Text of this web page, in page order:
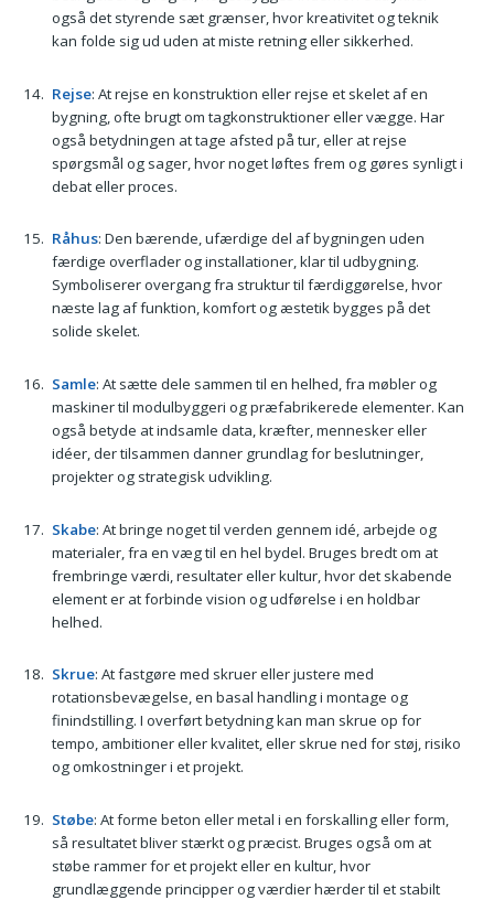
også det styrende sæt grænser, hvor kreativitet og teknik
kan folde sig ud uden at miste retning eller sikkerhed.
Rejse: At rejse en konstruktion eller rejse et skelet af en
bygning, ofte brugt om tagkonstruktioner eller vægge. Har
også betydningen at tage afsted på tur, eller at rejse
spørgsmål og sager, hvor noget løftes frem og gøres synligt i
debat eller proces.
Råhus: Den bærende, ufærdige del af bygningen uden
færdige overflader og installationer, klar til udbygning.
Symboliserer overgang fra struktur til færdiggørelse, hvor
næste lag af funktion, komfort og æstetik bygges på det
solide skelet.
Samle: At sætte dele sammen til en helhed, fra møbler og
maskiner til modulbyggeri og præfabrikerede elementer. Kan
også betyde at indsamle data, kræfter, mennesker eller
idéer, der tilsammen danner grundlag for beslutninger,
projekter og strategisk udvikling.
Skabe: At bringe noget til verden gennem idé, arbejde og
materialer, fra en væg til en hel bydel. Bruges bredt om at
frembringe værdi, resultater eller kultur, hvor det skabende
element er at forbinde vision og udførelse i en holdbar
helhed.
Skrue: At fastgøre med skruer eller justere med
rotationsbevægelse, en basal handling i montage og
finindstilling. I overført betydning kan man skrue op for
tempo, ambitioner eller kvalitet, eller skrue ned for støj, risiko
og omkostninger i et projekt.
Støbe: At forme beton eller metal i en forskalling eller form,
så resultatet bliver stærkt og præcist. Bruges også om at
støbe rammer for et projekt eller en kultur, hvor
grundlæggende principper og værdier hærder til et stabilt